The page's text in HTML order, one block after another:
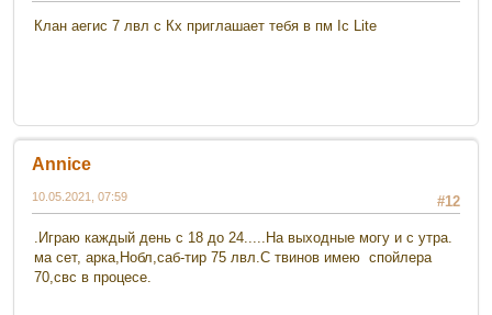
Клан аегис 7 лвл с Кх приглашает тебя в пм Ic Lite
Annice
#12
10.05.2021, 07:59
.Играю каждый день с 18 до 24.....На выходные могу и с утра.
ма сет, арка,Нобл,саб-тир 75 лвл.С твинов имею спойлера
70,свс в процесе.